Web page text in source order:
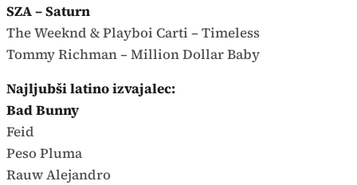
SZA – Saturn
The Weeknd & Playboi Carti – Timeless
Tommy Richman – Million Dollar Baby
Najljubši latino izvajalec:
Bad Bunny
Feid
Peso Pluma
Rauw Alejandro